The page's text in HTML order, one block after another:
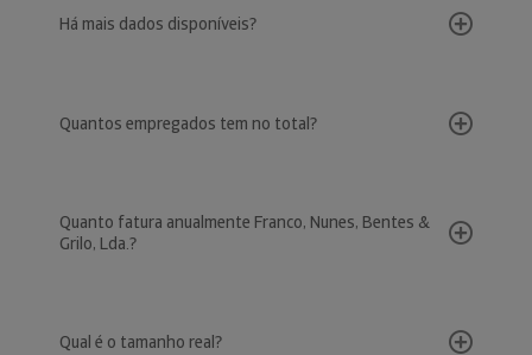
Há mais dados disponíveis?
Quantos empregados tem no total?
Quanto fatura anualmente Franco, Nunes, Bentes &
Grilo, Lda.?
Qual é o tamanho real?